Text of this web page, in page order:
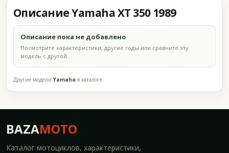
Описание Yamaha XT 350 1989
Описание пока не добавлено
Посмотрите характеристики, другие годы или сравните эту
модель с другой.
Другие моделиYamaha в каталоге
BAZAMOTO
Каталог мотоциклов, характеристики,